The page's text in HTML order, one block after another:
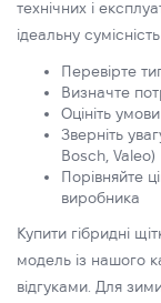
технічних і
ідеальну
Перевірте
Визначте
Оцініть
Зверніть
Bosch, Valeo)
Порівняйте
виробника
Купити гібридні
модель із нашого
відгуками. Для